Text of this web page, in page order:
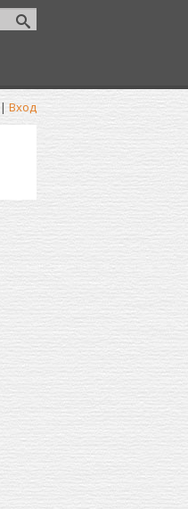
| Вход